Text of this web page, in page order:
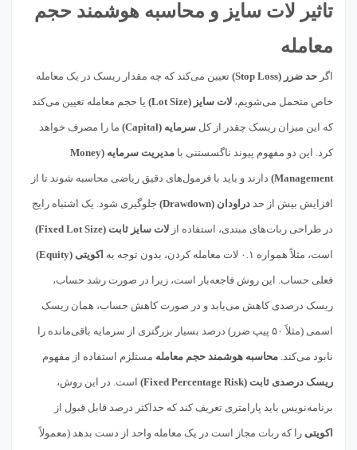
تاثیر لات سایز و محاسبه هوشمند حجم
معامله
اگر حد ضرر (Stop Loss) تعیین می‌کند که چه مقدار ریسک در یک معامله
خاص متحمل می‌شویم، لات سایز (Lot Size) یا حجم معامله تعیین می‌کند
که این میزان ریسک چقدر از کل سرمایه (Capital) ما را مصرف خواهد
کرد. این دو مفهوم پیوند ناگسستنی با مدیریت سرمایه (Money
Management) دارند و باید با فرمول‌های دقیق ریاضی محاسبه شوند تا از
افزایش بیش از حد دراودان (Drawdown) جلوگیری شود. یک اشتباه رایج
در طراحی ربات‌های مبتدی، استفاده از لات سایز ثابت (Fixed Lot Size)
است، مثلاً همواره ۰.۱ لات معامله کردن، بدون توجه به اکویتی (Equity)
فعلی حساب. این روش فاجعه‌بار است، زیرا در صورت رشد حساب،
ریسک درصدی کاهش می‌یابد و در صورت کاهش حساب، همان ریسک
اسمی (مثلاً ۵۰ پیپ ضرر) درصد بسیار بزرگتری از سرمایه باقی‌مانده را
نابود می‌کند. محاسبه هوشمند حجم معامله مستلزم استفاده از مفهوم
ریسک درصدی ثابت (Fixed Percentage Risk) است. در این روش،
برنامه‌نویس باید پارامتری تعریف کند که حداکثر درصد قابل قبول از
اکویتی را که ربات مجاز است در یک معامله واحد از دست بدهد (معمولاً